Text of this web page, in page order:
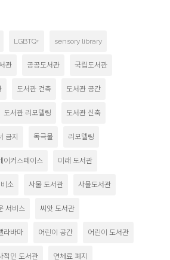
LGBTQ+ sensory library
관 공공도서관 국립도서관
도서관 건축 도서관 공간
도서관 리모델링 도서관 신축
금지 독극물 리모델링
이커스페이스 미래 도서관
비소 사물 도서관 사물도서관
서비스 씨앗 도서관
라바마 어린이 공간 어린이 도서관
적인 도서관 연체료 폐지